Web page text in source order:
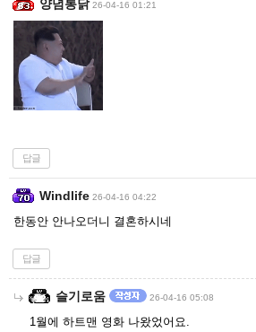
양념통닭 26-04-16 01:21
답글
Windlife 26-04-16 04:22
한동안 안나오더니 결혼하시네
답글
슬기로움 26-04-16 05:08
1월에 하트맨 영화 나왔었어요.